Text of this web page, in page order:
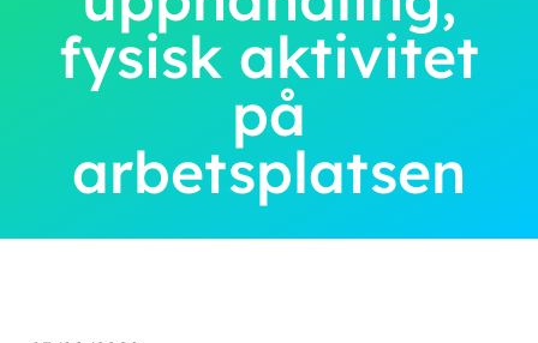
fysisk aktivitet
på
arbetsplatsen